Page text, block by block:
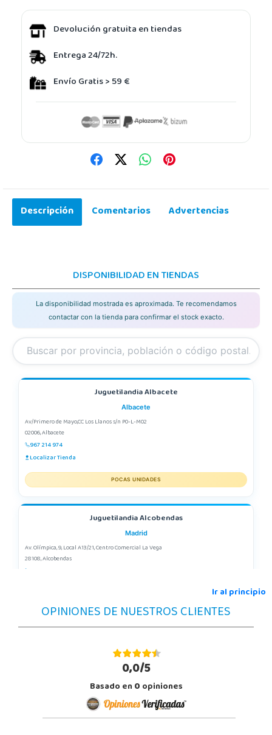
Devolución gratuita en tiendas
Entrega 24/72h.
Envío Gratis > 59 €
Descripción Comentarios Advertencias
DISPONIBILIDAD EN TIENDAS
La disponibilidad mostrada es aproximada. Te recomendamos
contactar con la tienda para confirmar el stock exacto.
Juguetilandia Albacete
Albacete
Av/Primero de Mayo,CC Los Llanos s/n P0-L-M02
02006, Albacete
967 214 974
Localizar Tienda
POCAS UNIDADES
Juguetilandia Alcobendas
Madrid
Av. Olímpica, 9, Local A13/21, Centro Comercial La Vega
28108, Alcobendas
Juguetilandia Collado Villalba
Madrid
C/Jade, 8, Centro Empresarial Sierra Norte, P-29
Ir al principio
OPINIONES DE NUESTROS CLIENTES
0,0/5
Basado en0opiniones